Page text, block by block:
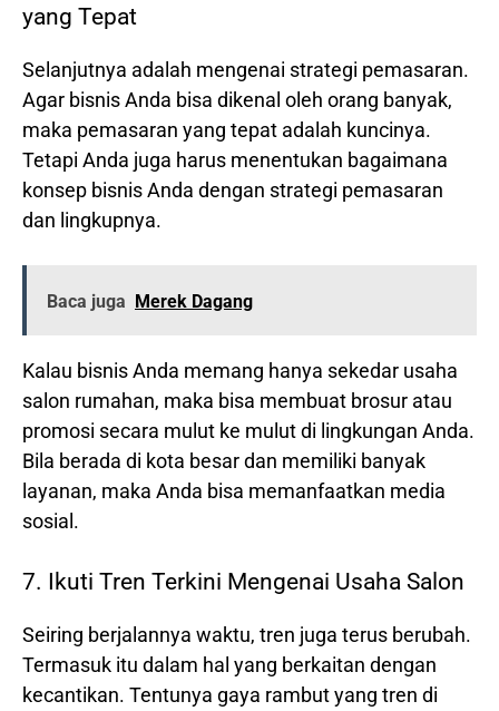
yang Tepat
Selanjutnya adalah mengenai strategi pemasaran.
Agar bisnis Anda bisa dikenal oleh orang banyak,
maka pemasaran yang tepat adalah kuncinya.
Tetapi Anda juga harus menentukan bagaimana
konsep bisnis Anda dengan strategi pemasaran
dan lingkupnya.
Baca juga Merek Dagang
Kalau bisnis Anda memang hanya sekedar usaha
salon rumahan, maka bisa membuat brosur atau
promosi secara mulut ke mulut di lingkungan Anda.
Bila berada di kota besar dan memiliki banyak
layanan, maka Anda bisa memanfaatkan media
sosial.
7. Ikuti Tren Terkini Mengenai Usaha Salon
Seiring berjalannya waktu, tren juga terus berubah.
Termasuk itu dalam hal yang berkaitan dengan
kecantikan. Tentunya gaya rambut yang tren di